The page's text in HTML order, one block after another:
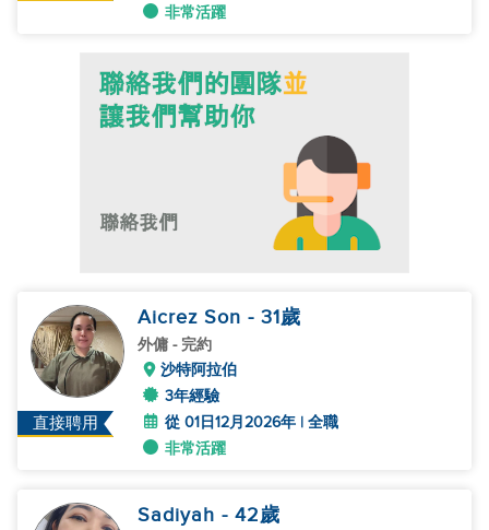
非常活躍
直接聘用
Aicrez Son - 31歲
外傭 - 完約
沙特阿拉伯
3年經驗
從 01日12月2026年 | 全職
非常活躍
Sadiyah - 42歲